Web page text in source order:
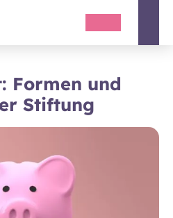
Formen und
Stiftung